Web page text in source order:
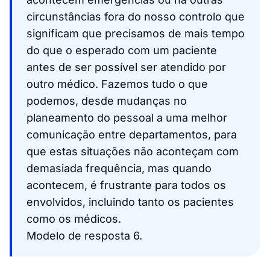
circunstâncias fora do nosso controlo que
significam que precisamos de mais tempo
do que o esperado com um paciente
antes de ser possível ser atendido por
outro médico. Fazemos tudo o que
podemos, desde mudanças no
planeamento do pessoal a uma melhor
comunicação entre departamentos, para
que estas situações não aconteçam com
demasiada frequência, mas quando
acontecem, é frustrante para todos os
envolvidos, incluindo tanto os pacientes
como os médicos.
Modelo de resposta 6.